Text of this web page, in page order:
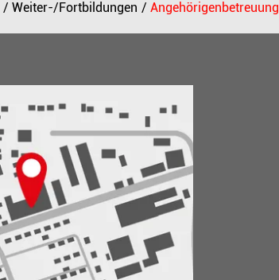
Weiter-/Fortbildungen Angehörigenbetreuung